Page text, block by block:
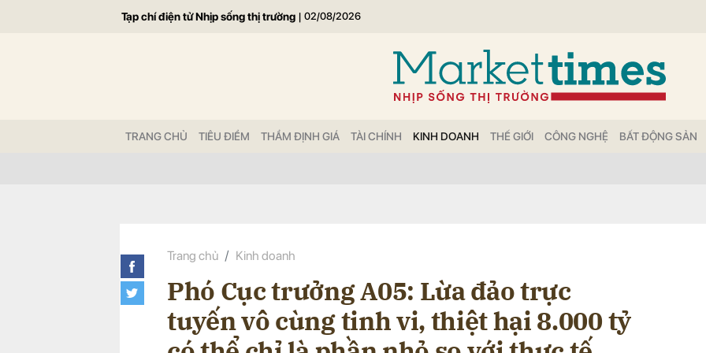
Tạp chí điện tử Nhịp sống thị trường | 02/08/2026
TRANG CHỦ TIÊU ĐIỂM THẨM ĐỊNH GIÁ TÀI CHÍNH KINH DOANH THẾ GIỚI CÔNG NGHỆ BẤT ĐỘNG SẢN
Trang chủ Kinh doanh
Phó Cục trưởng A05: Lừa đảo trực
tuyến vô cùng tinh vi, thiệt hại 8.000 tỷ
Gửi bình luận